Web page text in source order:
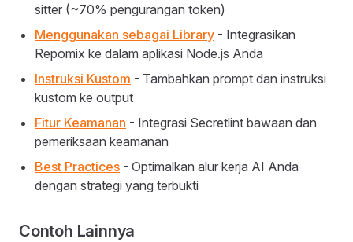
sitter (~70% pengurangan token)
Menggunakan sebagai Library - Integrasikan
Repomix ke dalam aplikasi Node.js Anda
Instruksi Kustom - Tambahkan prompt dan instruksi
kustom ke output
Fitur Keamanan - Integrasi Secretlint bawaan dan
pemeriksaan keamanan
Best Practices - Optimalkan alur kerja AI Anda
dengan strategi yang terbukti
Contoh Lainnya